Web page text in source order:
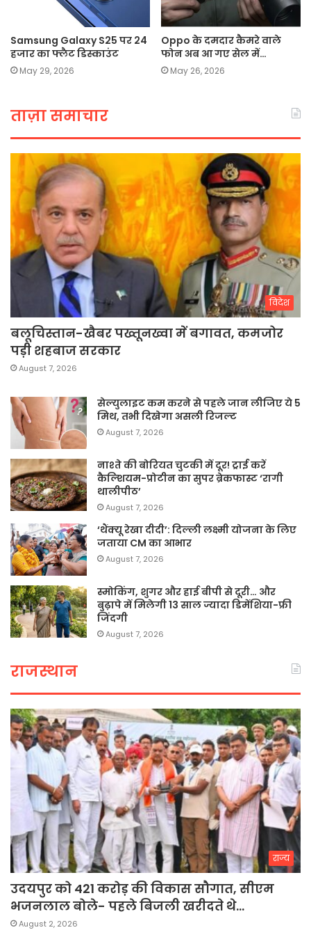
Samsung Galaxy S25 पर 24
हजार का फ्लैट डिस्काउंट
May 29, 2026
Oppo के दमदार कैमरे वाले
फोन अब आ गए सेल में…
May 26, 2026
ताज़ा समाचार
विदेश
बलूचिस्तान-खैबर पख्तूनख्वा में बगावत, कमजोर
पड़ी शहबाज सरकार
August 7, 2026
सेल्युलाइट कम करने से पहले जान लीजिए ये 5
मिथ, तभी दिखेगा असली रिजल्ट
August 7, 2026
नाश्ते की बोरियत चुटकी में दूर! ट्राई करें
कैल्शियम-प्रोटीन का सुपर ब्रेकफास्ट ‘रागी
थालीपीठ’
August 7, 2026
‘थैंक्यू रेखा दीदी’: दिल्ली लक्ष्मी योजना के लिए
जताया CM का आभार
August 7, 2026
स्मोकिंग, शुगर और हाई बीपी से दूरी… और
बुढ़ापे में मिलेगी 13 साल ज्यादा डिमेंशिया-फ्री
जिंदगी
August 7, 2026
राजस्थान
राज्य
उदयपुर को 421 करोड़ की विकास सौगात, सीएम
भजनलाल बोले- पहले बिजली खरीदते थे…
August 2, 2026